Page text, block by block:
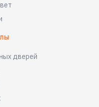
дверей